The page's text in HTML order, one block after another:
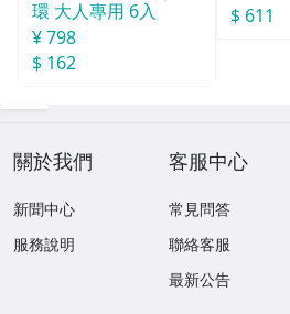
環 大人專用 6入
¥ 798
$ 162
$ 611
關於我們
新聞中心
服務說明
客服中心
常見問答
聯絡客服
最新公告